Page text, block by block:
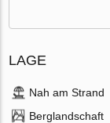
LAGE
Nah am Strand
Berglandschaft